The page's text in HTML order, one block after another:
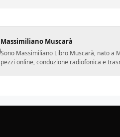
Massimiliano Muscarà
Sono Massimiliano Libro Muscarà, nato a
pezzi online, conduzione radiofonica e